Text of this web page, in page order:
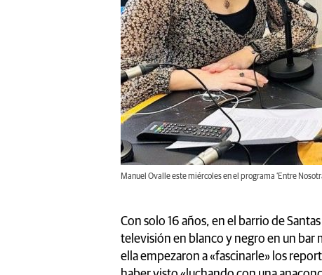
Manuel Ovalle este miércoles en el programa ‘Entre
Con solo 16 años, en el barrio de
televisión en blanco y negro en un bar
ella empezaron a «fascinarle» los